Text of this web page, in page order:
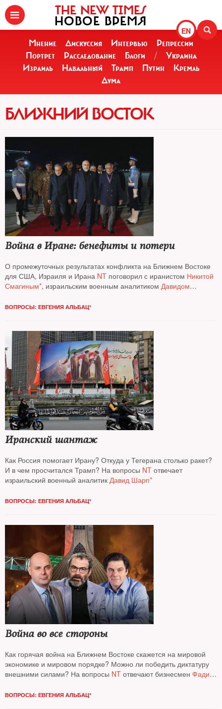
EN
THE NEW TIMES
НОВОЕ ВРЕМЯ
Мнение Дискуссия Интервью
Репрессии
Портрет
Расследование Блоги /
Украина
Израиль
Навальный Трамп Путин
Кремль
Дума
БЛИЖНИЙ ВОСТОК
Война в Иране: бенефиты и потери
О промежуточных результатах конфликта на Ближнем Востоке
для США, Израиля и Ирана NT поговорил с иранистом Никитой
Смагиным*, израильским военным аналитиком Давидом
Шахновичем
ВОПРОСЫ: ЕВГЕНИЯ АЛЬБАЦ*
Иранский шантаж
Как Россия помогает Ирану? Откуда у Тегерана столько ракет?
И в чем просчитался Трамп? На вопросы NT отвечает
израильский военный аналитик Давид Шарп*
ВОПРОСЫ: ЕВГЕНИЯ АЛЬБАЦ*
Война во все стороны
Как горячая война на Ближнем Востоке скажется на мировой
экономике и мировом порядке? Можно ли победить диктатуру
внешними силами? На вопросы NT отвечают бизнесмен Фади
Дубнови основатель аналитического проекта
ВОПРОСЫ: ЕВГЕНИЯ АЛЬБАЦ*